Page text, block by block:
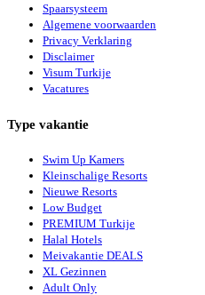
Spaarsysteem
Algemene voorwaarden
Privacy Verklaring
Disclaimer
Visum Turkije
Vacatures
Type vakantie
Swim Up Kamers
Kleinschalige Resorts
Nieuwe Resorts
Low Budget
PREMIUM Turkije
Halal Hotels
Meivakantie DEALS
XL Gezinnen
Adult Only